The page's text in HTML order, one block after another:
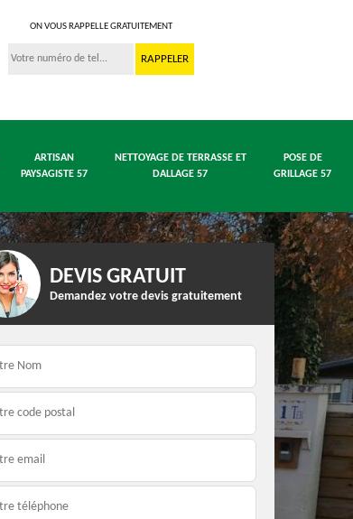
ON VOUS RAPPELLE GRATUITEMENT
ARTISAN
PAYSAGISTE 57
NETTOYAGE DE TERRASSE ET
DALLAGE 57
POSE DE
GRILLAGE 57
Entreprise abattage
arbre 57
DEVIS GRATUIT
Demandez votre devis gratuitement